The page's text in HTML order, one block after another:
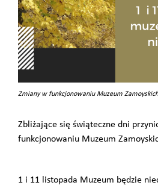
Zmiany w funkcjonowaniu Muzeum
Zbliżające się świąteczne dni
funkcjonowaniu Muzeum
1 i 11 listopada Muzeum będzie